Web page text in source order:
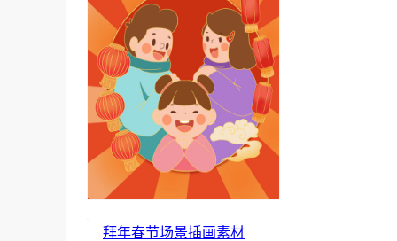
拜年春节场景插画素材